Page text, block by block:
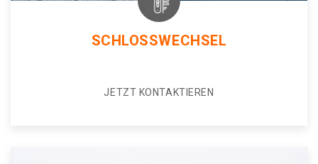
SCHLOSSWECHSEL
JETZT KONTAKTIEREN